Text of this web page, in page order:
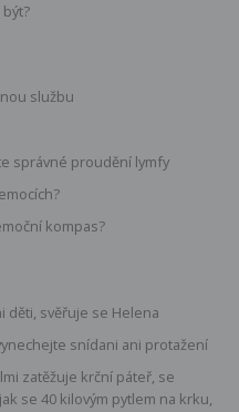
službu
správné proudění lymfy
kompas?
děti, svěřuje se Helena
snídani ani protažení
zatěžuje krční páteř, se
se 40 kilovým pytlem na krku,